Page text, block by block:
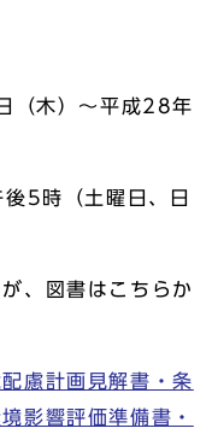
木）～平成28年
時（土曜日、日
図書はこちらか
慮計画見解書・条
影響評価準備書・